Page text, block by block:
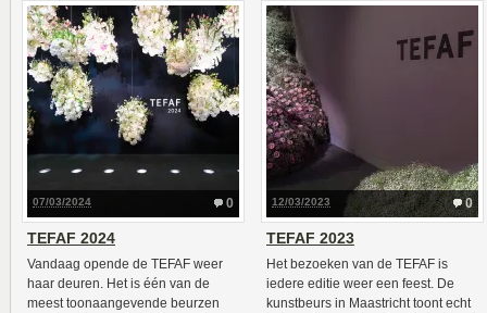
0
07/03/2024
TEFAF 2024
Vandaag opende de TEFAF weer
haar deuren. Het is één van de
meest toonaangevende beurzen
0
12/03/2023
TEFAF 2023
Het bezoeken van de TEFAF is
iedere editie weer een feest. De
kunstbeurs in Maastricht toont echt